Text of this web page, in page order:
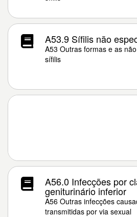
A53.9 Sífilis não
A53 Outras formas e as
sífilis
A56.0 Infecções por
geniturinário inferior
A56 Outras infecções
transmitidas por via sexual